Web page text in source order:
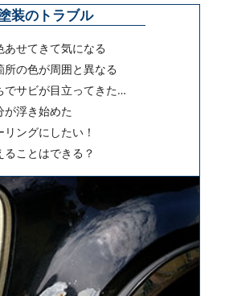
装のトラブル
せてきて気になる
の色が周囲と異なる
でサビが目立ってきた…
が浮き始めた
ングにしたい！
ことはできる？